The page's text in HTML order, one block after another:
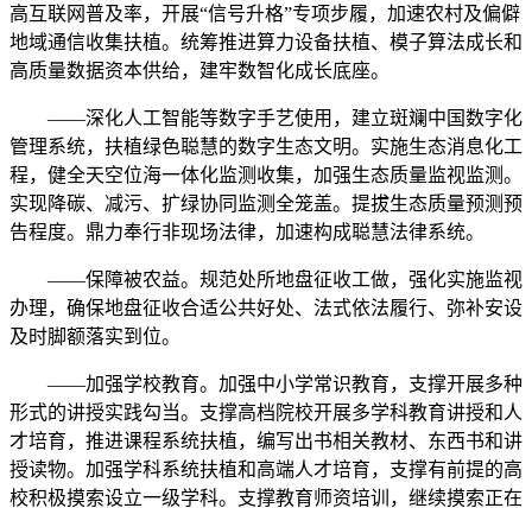
高互联网普及率，开展“信号升格”专项步履，加速农村及偏僻
地域通信收集扶植。统筹推进算力设备扶植、模子算法成长和
高质量数据资本供给，建牢数智化成长底座。
——深化人工智能等数字手艺使用，建立斑斓中国数字化
管理系统，扶植绿色聪慧的数字生态文明。实施生态消息化工
程，健全天空位海一体化监测收集，加强生态质量监视监测。
实现降碳、减污、扩绿协同监测全笼盖。提拔生态质量预测预
告程度。鼎力奉行非现场法律，加速构成聪慧法律系统。
——保障被农益。规范处所地盘征收工做，强化实施监视
办理，确保地盘征收合适公共好处、法式依法履行、弥补安设
及时脚额落实到位。
——加强学校教育。加强中小学常识教育，支撑开展多种
形式的讲授实践勾当。支撑高档院校开展多学科教育讲授和人
才培育，推进课程系统扶植，编写出书相关教材、东西书和讲
授读物。加强学科系统扶植和高端人才培育，支撑有前提的高
校积极摸索设立一级学科。支撑教育师资培训，继续摸索正在